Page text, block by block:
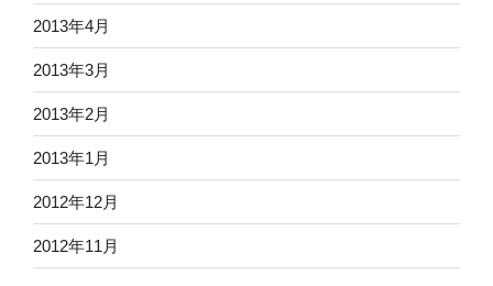
2013年4月
2013年3月
2013年2月
2013年1月
2012年12月
2012年11月